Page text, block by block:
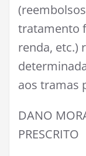
tratamento
renda, etc.)
aos tramas
DANO
PRESCRITO